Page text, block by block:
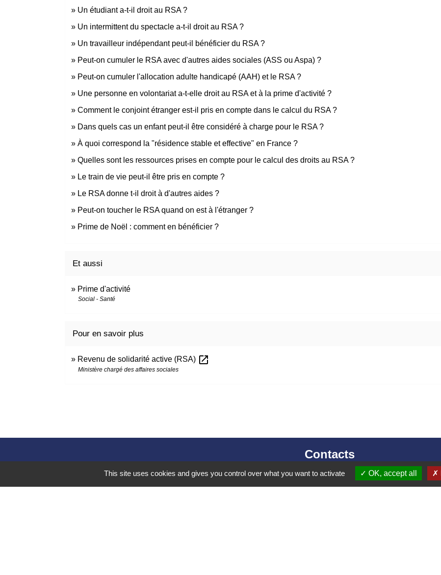
Un étudiant a-t-il droit au RSA ?
Un intermittent du spectacle a-t-il droit au RSA ?
Un travailleur indépendant peut-il bénéficier du RSA ?
Peut-on cumuler le RSA avec d'autres aides sociales (ASS ou Aspa) ?
Peut-on cumuler l'allocation adulte handicapé (AAH) et le RSA ?
Une personne en volontariat a-t-elle droit au RSA et à la prime d'activité ?
Comment le conjoint étranger est-il pris en compte dans le calcul du RSA ?
Dans quels cas un enfant peut-il être considéré à charge pour le RSA ?
À quoi correspond la "résidence stable et effective" en France ?
Quelles sont les ressources prises en compte pour le calcul des droits au RSA ?
Le train de vie peut-il être pris en compte ?
Le RSA donne t-il droit à d'autres aides ?
Peut-on toucher le RSA quand on est à l'étranger ?
Prime de Noël : comment en bénéficier ?
Et aussi
Prime d'activité
Social - Santé
Pour en savoir plus
Revenu de solidarité active (RSA) open_in_new
Ministère chargé des affaires sociales
Contacts
Mairie d’Izieu
25, rue des Lauzes
This site uses cookies and gives you control over what you want to activate OK, accept all